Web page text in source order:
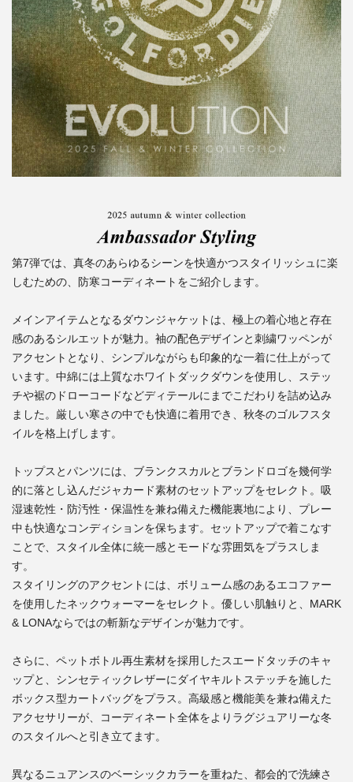
第7弾では、真冬のあらゆるシーンを快適かつスタイリッシュに楽
しむための、防寒コーディネートをご紹介します。
メインアイテムとなるダウンジャケットは、極上の着心地と存在
感のあるシルエットが魅力。袖の配色デザインと刺繍ワッペンが
アクセントとなり、シンプルながらも印象的な一着に仕上がって
います。中綿には上質なホワイトダックダウンを使用し、ステッ
チや裾のドローコードなどディテールにまでこだわりを詰め込み
ました。厳しい寒さの中でも快適に着用でき、秋冬のゴルフスタ
イルを格上げします。
トップスとパンツには、ブランクスカルとブランドロゴを幾何学
的に落とし込んだジャカード素材のセットアップをセレクト。吸
湿速乾性・防汚性・保温性を兼ね備えた機能裏地により、プレー
中も快適なコンディションを保ちます。セットアップで着こなす
ことで、スタイル全体に統一感とモードな雰囲気をプラスしま
す。
スタイリングのアクセントには、ボリューム感のあるエコファー
を使用したネックウォーマーをセレクト。優しい肌触りと、MARK
& LONAならではの斬新なデザインが魅力です。
さらに、ペットボトル再生素材を採用したスエードタッチのキャ
ップと、シンセティックレザーにダイヤキルトステッチを施した
ボックス型カートバッグをプラス。高級感と機能美を兼ね備えた
アクセサリーが、コーディネート全体をよりラグジュアリーな冬
のスタイルへと引き立てます。
異なるニュアンスのベーシックカラーを重ねた、都会的で洗練さ